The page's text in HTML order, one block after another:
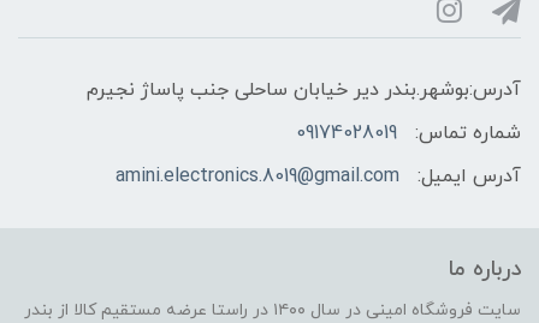
آدرس:بوشهر.بندر دیر خیابان ساحلی جنب پاساژ نجیرم
شماره تماس:
09174028019
آدرس ایمیل:
amini.electronics.8019@gmail.com
درباره ما
سایت فروشگاه امینی در سال ۱۴۰۰ در راستا عرضه مستقیم کالا از بندر